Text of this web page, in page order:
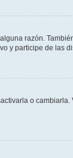
razón.
y participe de las
o